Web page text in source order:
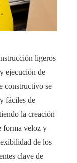
ligeros
ejecución de
constructivo se
fáciles de
la creación
forma veloz y
de los
clave de